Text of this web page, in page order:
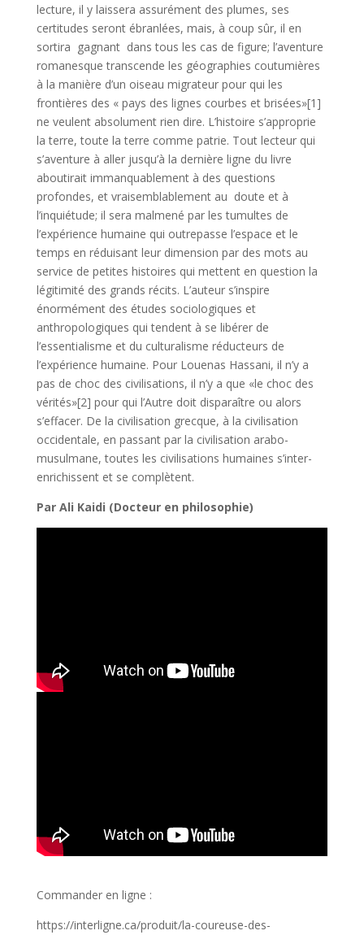
lecture, il y laissera assurément des plumes, ses
certitudes seront ébranlées, mais, à coup sûr, il en
sortira gagnant dans tous les cas de figure; l’aventure
romanesque transcende les géographies coutumières
à la manière d’un oiseau migrateur pour qui les
frontières des « pays des lignes courbes et brisées»[1]
ne veulent absolument rien dire. L’histoire s’approprie
la terre, toute la terre comme patrie. Tout lecteur qui
s’aventure à aller jusqu’à la dernière ligne du livre
aboutirait immanquablement à des questions
profondes, et vraisemblablement au doute et à
l’inquiétude; il sera malmené par les tumultes de
l’expérience humaine qui outrepasse l’espace et le
temps en réduisant leur dimension par des mots au
service de petites histoires qui mettent en question la
légitimité des grands récits. L’auteur s’inspire
énormément des études sociologiques et
anthropologiques qui tendent à se libérer de
l’essentialisme et du culturalisme réducteurs de
l’expérience humaine. Pour Louenas Hassani, il n’y a
pas de choc des civilisations, il n’y a que «le choc des
vérités»[2] pour qui l’Autre doit disparaître ou alors
s’effacer. De la civilisation grecque, à la civilisation
occidentale, en passant par la civilisation arabo-
musulmane, toutes les civilisations humaines s’inter-
enrichissent et se complètent.
Par Ali Kaidi (Docteur en philosophie)
Commander en ligne :
https://interligne.ca/produit/la-coureuse-des-